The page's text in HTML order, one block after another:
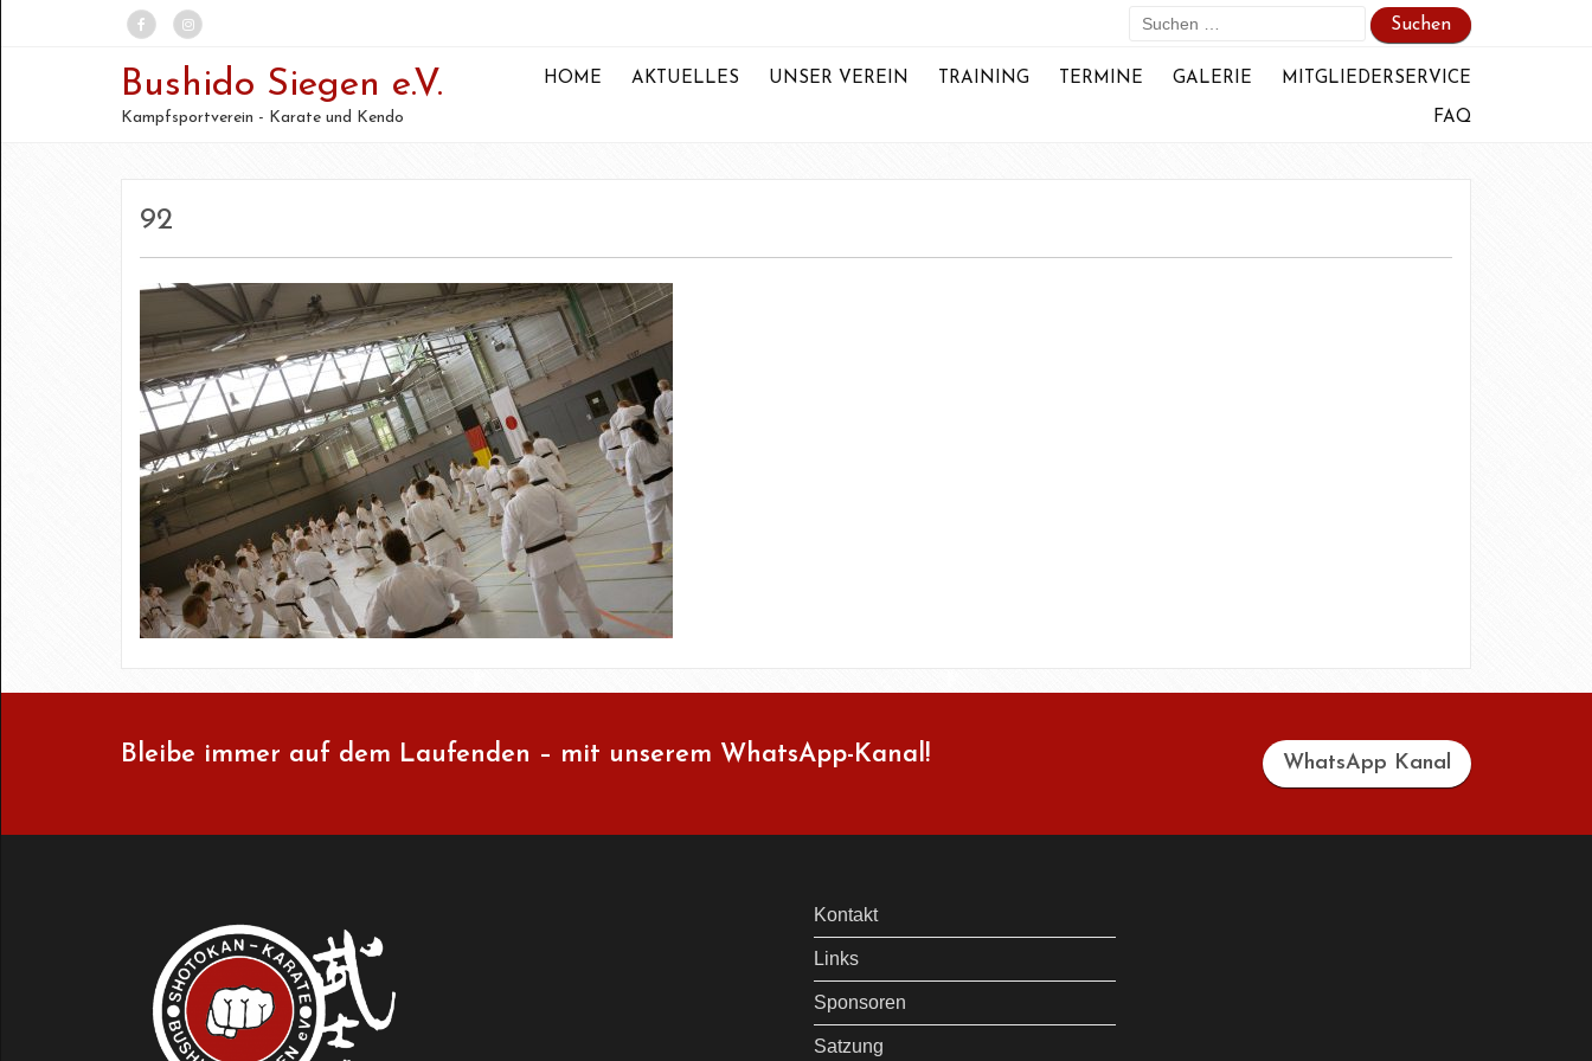
Suchen
nach:
Bushido Siegen e.V.
Kampfsportverein - Karate und Kendo
HOME AKTUELLES UNSER VEREIN TRAINING TERMINE GALERIE MITGLIEDERSERVICE
FAQ
92
Bleibe immer auf dem Laufenden – mit unserem WhatsApp-Kanal! WhatsApp Kanal
Kontakt
Links
Sponsoren
Satzung